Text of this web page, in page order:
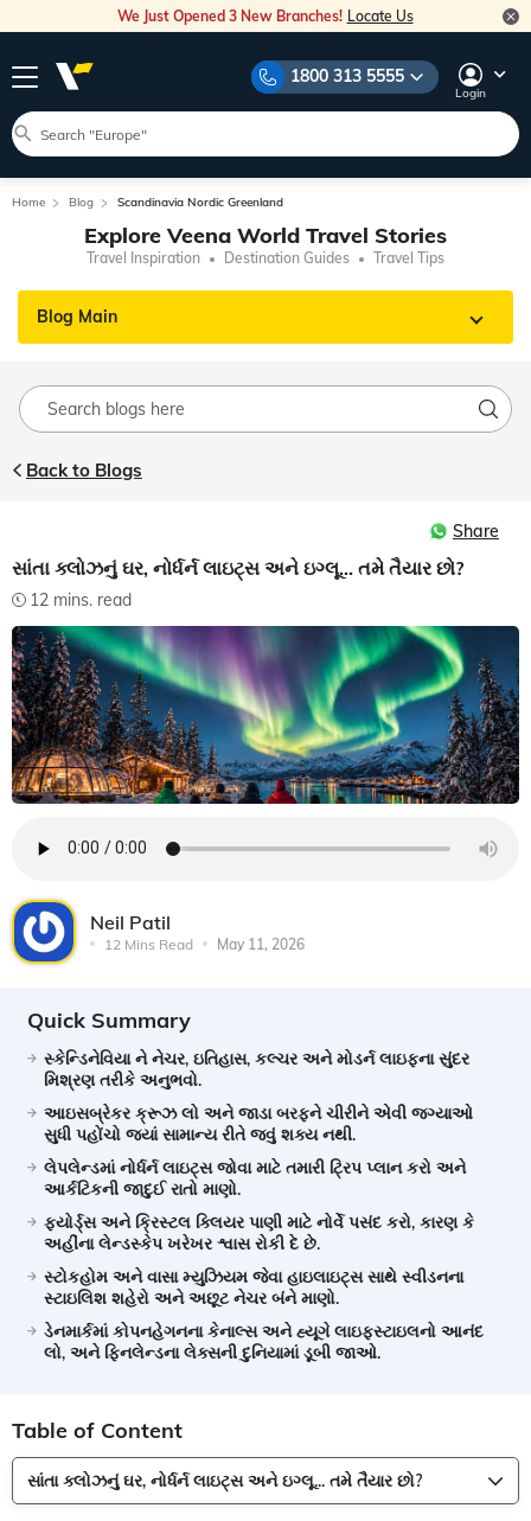
We Just Opened 3 New Branches! Locate Us
1800 313 5555
Login
Home Blog Scandinavia Nordic Greenland
Explore Veena World Travel Stories
Travel Inspiration Destination Guides Travel Tips
Blog Main
Back to Blogs
Share
સાંતા ક્લોઝનું ઘર, નોર્ધર્ન લાઇટ્સ અને ઇગ્લૂ... તમે તૈયાર છો?
12 mins. read
Neil Patil
12 Mins Read May 11, 2026
Quick Summary
સ્કેન્ડિનેવિયા ને નેચર, ઇતિહાસ, કલ્ચર અને મોડર્ન લાઇફના સુંદર
મિશ્રણ તરીકે અનુભવો.
આઇસબ્રેકર ક્રૂઝ લો અને જાડા બરફને ચીરીને એવી જગ્યાઓ
સુધી પહોંચો જ્યાં સામાન્ય રીતે જવું શક્ય નથી.
લેપલેન્ડમાં નોર્ધર્ન લાઇટ્સ જોવા માટે તમારી ટ્રિપ પ્લાન કરો અને
આર્કટિકની જાદુઈ રાતો માણો.
ફ્યોર્ડ્સ અને ક્રિસ્ટલ ક્લિયર પાણી માટે નોર્વે પસંદ કરો, કારણ કે
અહીંના લેન્ડસ્કેપ ખરેખર શ્વાસ રોકી દે છે.
સ્ટોકહોમ અને વાસા મ્યુઝિયમ જેવા હાઇલાઇટ્સ સાથે સ્વીડનના
સ્ટાઇલિશ શહેરો અને અછૂટ નેચર બંને માણો.
ડેનમાર્કમાં કોપનહેગનના કેનાલ્સ અને હ્યૂગે લાઇફસ્ટાઇલનો આનંદ
લો, અને ફિનલેન્ડના લેક્સની દુનિયામાં ડૂબી જાઓ.
Table of Content
સાંતા ક્લોઝનું ઘર, નોર્ધર્ન લાઇટ્સ અને ઇગ્લૂ... તમે તૈયાર છો?